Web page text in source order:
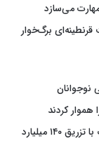
می‌سازد
برگ‌خوار
نوجوانان
کردند
مهار موج تعدیل نیروی شرکت‌های فناور پس از جنگ با تزریق ۱۴۰ میلیارد